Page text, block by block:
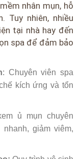
nhân mụn, hỗ
Tuy nhiên, nhiều
tại nhà hay đến
spa để đảm bảo
: Chuyên viên spa
kích ứng và tổn
ủ mụn chuyên
giảm viêm,